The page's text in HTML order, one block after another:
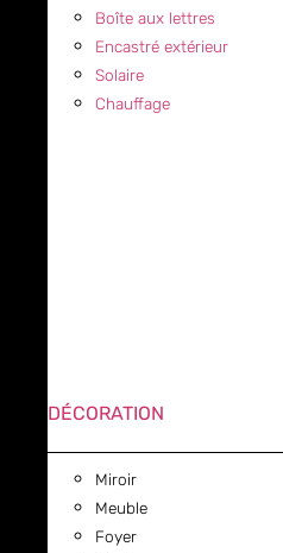
Boîte aux lettres
Encastré extérieur
Solaire
Chauffage
DÉCORATION
Miroir
Meuble
Foyer